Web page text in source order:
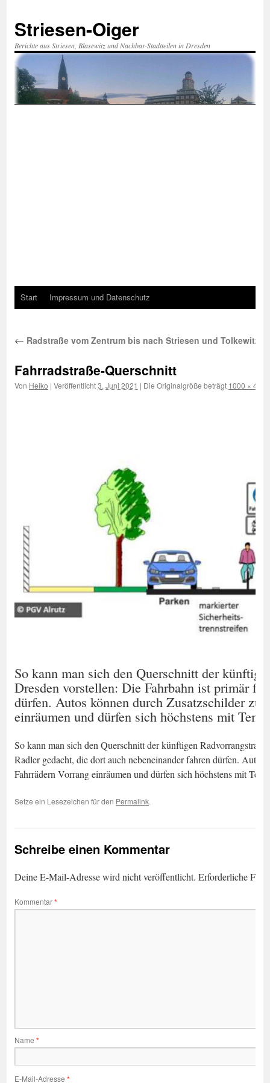
springen
Striesen-Oiger
Berichte aus Striesen, Blasewitz und Nachbar-Stadtteilen in Dresden
Start Impressum und Datenschutz
← Radstraße vom Zentrum bis nach Striesen und Tolkewitz
Fahrradstraße-Querschnitt
Von Heiko | Veröffentlicht3. Juni 2021 | Die Originalgröße beträgt 1000 × 434
So kann man sich den Querschnitt der
Dresden vorstellen: Die Fahrbahn ist primär
dürfen. Autos können durch Zusatzschilder
einräumen und dürfen sich höchstens mit
So kann man sich den Querschnitt der künftigen
Radler gedacht, die dort auch nebeneinander fahren dürfen.
Fahrrädern Vorrang einräumen und dürfen sich höchstens mit
Setze ein Lesezeichen für den Permalink.
Schreibe einen Kommentar
Deine E-Mail-Adresse wird nicht veröffentlicht. Erforderliche
Kommentar*
Name *
E-Mail-Adresse *